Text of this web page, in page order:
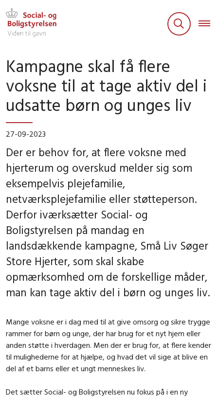
Kampagne skal få flere
voksne til at tage aktiv del i
udsatte børn og unges liv
27-09-2023
Der er behov for, at flere voksne med
hjerterum og overskud melder sig som
eksempelvis plejefamilie,
netværksplejefamilie eller støtteperson.
Derfor iværksætter Social- og
Boligstyrelsen på mandag en
landsdækkende kampagne, Små Liv Søger
Store Hjerter, som skal skabe
opmærksomhed om de forskellige måder,
man kan tage aktiv del i børn og unges liv.
Mange voksne er i dag med til at give omsorg og sikre trygge
rammer for børn og unge, der har brug for et nyt hjem eller
anden støtte i hverdagen. Men der er brug for, at flere kender
til mulighederne for at hjælpe, og hvad det vil sige at blive en
del af et barns eller et ungt menneskes liv.
Det sætter Social- og Boligstyrelsen nu fokus på i en ny